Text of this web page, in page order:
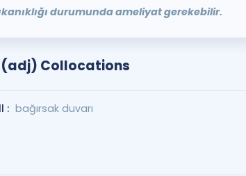
durumunda ameliyat gerekebilir.
Collocations
: bağırsak duvarı